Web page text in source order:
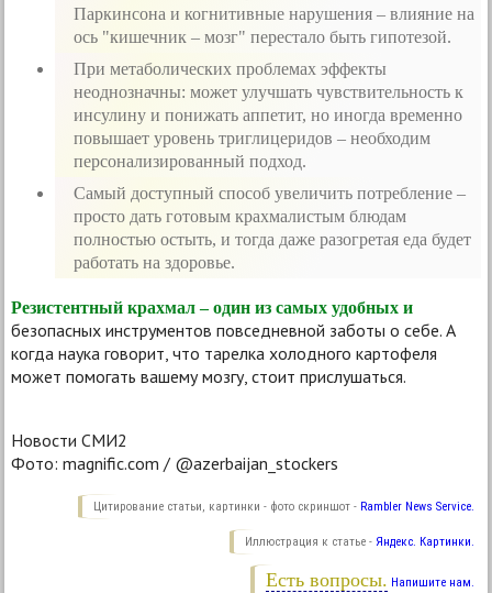
Паркинсона и когнитивные нарушения – влияние на
ось "кишечник – мозг" перестало быть гипотезой.
При метаболических проблемах эффекты
неоднозначны: может улучшать чувствительность к
инсулину и понижать аппетит, но иногда временно
повышает уровень триглицеридов – необходим
персонализированный подход.
Самый доступный способ увеличить потребление –
просто дать готовым крахмалистым блюдам
полностью остыть, и тогда даже разогретая еда будет
работать на здоровье.
Резистентный крахмал – один из самых удобных и
безопасных инструментов повседневной заботы о себе. А
когда наука говорит, что тарелка холодного картофеля
может помогать вашему мозгу, стоит прислушаться.
Новости СМИ2
Фото: magnific.com / @azerbaijan_stockers
Цитирование статьи, картинки - фото скриншот - Rambler News Service.
Иллюстрация к статье - Яндекс. Картинки.
Есть вопросы. Напишите нам.